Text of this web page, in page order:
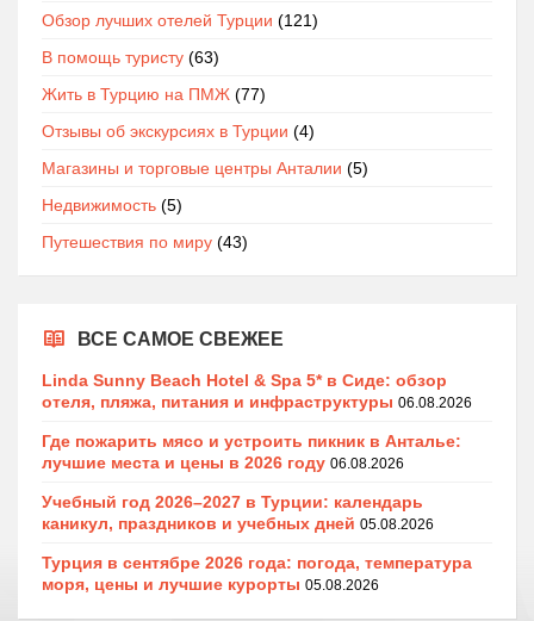
Обзор лучших отелей Турции (121)
В помощь туристу (63)
Жить в Турцию на ПМЖ (77)
Отзывы об экскурсиях в Турции (4)
Магазины и торговые центры Анталии (5)
Недвижимость (5)
Путешествия по миру (43)
ВСЕ САМОЕ СВЕЖЕЕ
Linda Sunny Beach Hotel & Spa 5* в Сиде: обзор
отеля, пляжа, питания и инфраструктуры 06.08.2026
Где пожарить мясо и устроить пикник в Анталье:
лучшие места и цены в 2026 году 06.08.2026
Учебный год 2026–2027 в Турции: календарь
каникул, праздников и учебных дней 05.08.2026
Турция в сентябре 2026 года: погода, температура
моря, цены и лучшие курорты 05.08.2026